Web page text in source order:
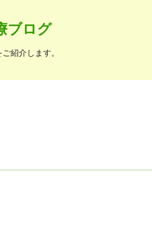
ブログ
紹介します。